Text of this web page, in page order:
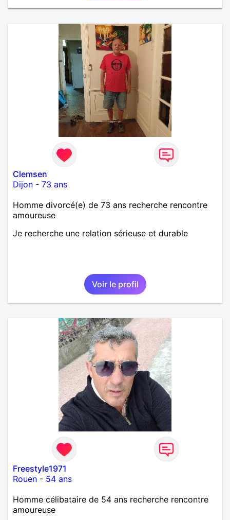
Clemsen
Dijon - 73 ans
Homme divorcé(e) de 73 ans recherche rencontre
amoureuse
Je recherche une relation sérieuse et durable
Voir le profil
Freestyle1971
Rouen - 54 ans
Homme célibataire de 54 ans recherche rencontre
amoureuse